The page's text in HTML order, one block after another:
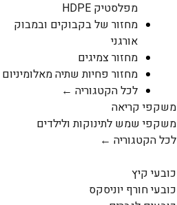
מפלסטיק HDPE
מחזור של בקבוקים ובמבוק
אורגני
מחזור צמיגים
מחזור פחיות שתיה מאלומיניום
לכל הקטגוריה ←
משקפי קריאה
משקפי שמש לתינוקות ולילדים
לכל הקטגוריה ←
כובעי קיץ
כובעי חורף יוניסקס